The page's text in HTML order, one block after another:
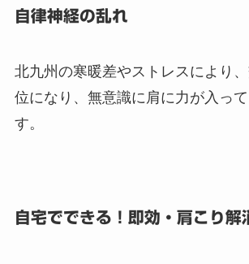
自律神経の乱れ
北九州の寒暖差やストレスにより
位になり、無意識に肩に力が入っ
す。
自宅でできる！即効・肩こり解